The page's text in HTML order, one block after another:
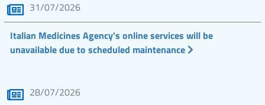
31/07/2026
Italian Medicines Agency's online services will be
unavailable due to scheduled maintenance
28/07/2026